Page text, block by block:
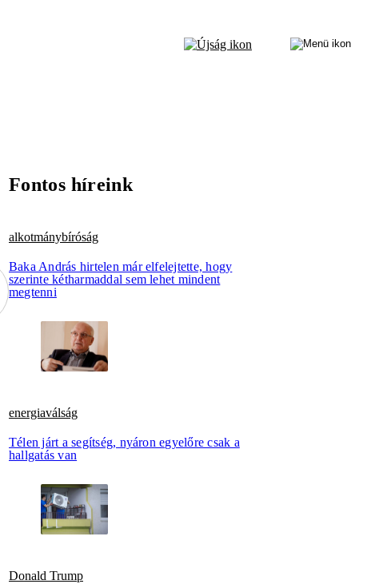
Fontos híreink
alkotmánybíróság
Baka András hirtelen már elfelejtette, hogy
szerinte kétharmaddal sem lehet mindent
megtenni
energiaválság
Télen járt a segítség, nyáron egyelőre csak a
hallgatás van
Donald Trump